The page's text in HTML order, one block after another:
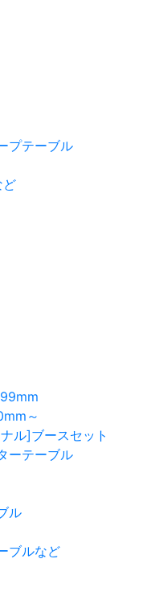
プテーブル
ど
～
ル]ブースセット
ーテーブル
ル
ブルなど